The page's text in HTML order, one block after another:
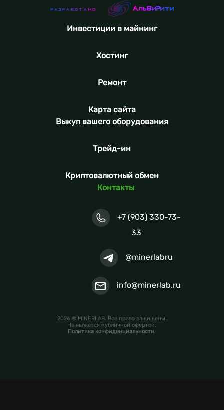
Инвестиции в майнинг
Хостинг
Ремонт
Карта сайта
Выкуп вашего оборудования
Трейд-ин
Криптовалютный обмен
Контакты
+7 (903) 330-73-
33
@minerlabru
info@minerlab.ru
2026 © MINERLAB. Все права защищены.
Не является публичной офертой.
Политика конфиденциальности.